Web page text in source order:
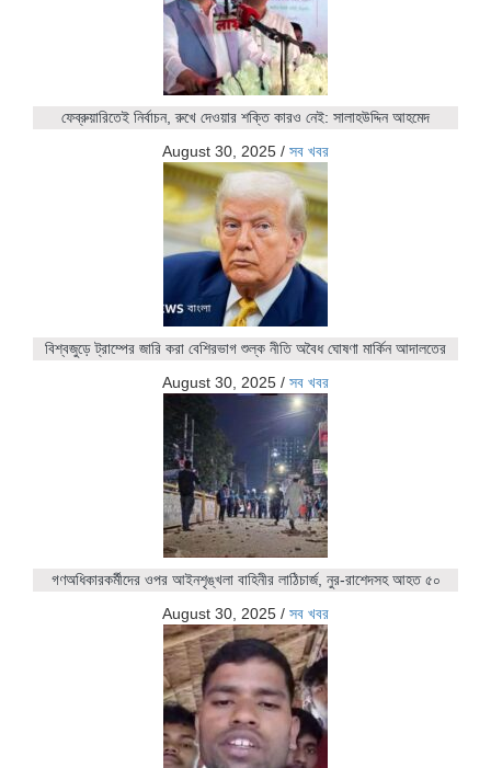
ফেব্রুয়ারিতেই নির্বাচন, রুখে দেওয়ার শক্তি কারও নেই: সালাহউদ্দিন আহমেদ
August 30, 2025 / সব খবর
বিশ্বজুড়ে ট্রাম্পের জারি করা বেশিরভাগ শুল্ক নীতি অবৈধ ঘোষণা মার্কিন আদালতের
August 30, 2025 / সব খবর
গণঅধিকারকর্মীদের ওপর আইনশৃঙ্খলা বাহিনীর লাঠিচার্জ, নুর-রাশেদসহ আহত ৫০
August 30, 2025 / সব খবর